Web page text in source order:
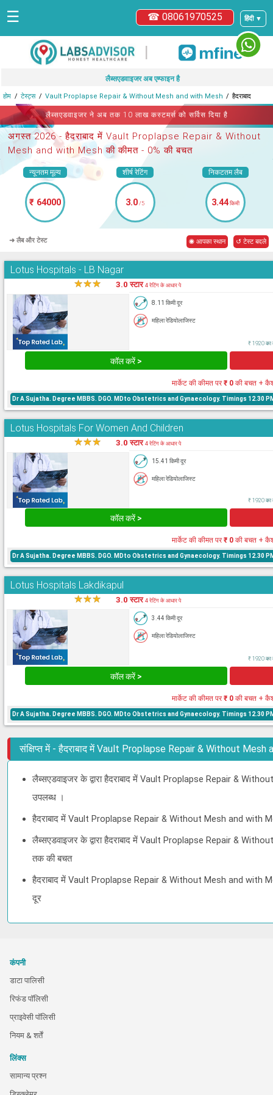
हिंदी ▼
☎ 08061970525
☰
|
लैब्सएडवाइजर अब एम्फाइन है
होम टेस्ट्स Vault Proplapse Repair & Without Mesh and with Mesh हैदराबाद
लैब्सएडवाइजर ने अब तक 10 लाख कस्टमर्स को सर्विस दिया है
अगस्त 2026 -हैदराबाद में Vault Proplapse Repair & Without
Mesh and with Mesh की कीमत - 0% की बचत
न्यूनतम मूल्य
₹ 64000
शीर्ष रेटिंग
3.0/5
निकटतम लैब
3.44किमी
➜ लैब और टेस्ट ◉ आपका स्थान ↺ टेस्ट बदले
Lotus Hospitals - LB Nagar
★★★ 3.0 स्टार4 रेटिंग के आधार पे
8.11 किमी दूर
महिला रेडियोलाजिस्ट
₹ 1920 का
कॉल करें >
मार्केट की कीमत पर₹ 0 की बचत +
Dr A Sujatha. Degree MBBS. DGO. MDto Obstetrics and Gynaecology. Timings 12.30
Lotus Hospitals For Women And Children
★★★ 3.0 स्टार4 रेटिंग के आधार पे
15.41 किमी दूर
महिला रेडियोलाजिस्ट
₹ 1920 का
कॉल करें >
मार्केट की कीमत पर₹ 0 की बचत +
Dr A Sujatha. Degree MBBS. DGO. MDto Obstetrics and Gynaecology. Timings 12.30
Lotus Hospitals Lakdikapul
★★★ 3.0 स्टार4 रेटिंग के आधार पे
3.44 किमी दूर
महिला रेडियोलाजिस्ट
₹ 1920 का
कॉल करें >
मार्केट की कीमत पर₹ 0 की बचत +
Dr A Sujatha. Degree MBBS. DGO. MDto Obstetrics and Gynaecology. Timings 12.30
संक्षिप्त में - हैदराबाद में Vault Proplapse Repair & Without
लैब्सएडवाइजर के द्वारा हैदराबाद में Vault Proplapse Repair &
उपलब्ध ।
हैदराबाद में Vault Proplapse Repair & Without Mesh and with
लैब्सएडवाइजर के द्वारा हैदराबाद में Vault Proplapse Repair &
तक की बचत
हैदराबाद में Vault Proplapse Repair & Without Mesh and with
दूर
कंपनी
डाटा पालिसी
रिफंड पॉलिसी
प्राइवेसी पॉलिसी
नियम & शर्तें
लिंक्स
सामान्य प्रश्न